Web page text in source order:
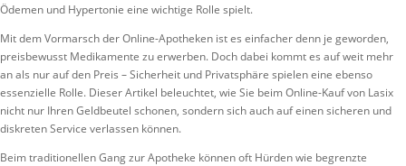
Ödemen und Hypertonie eine wichtige Rolle spielt.
Mit dem Vormarsch der Online-Apotheken ist es einfacher denn je geworden,
preisbewusst Medikamente zu erwerben. Doch dabei kommt es auf weit mehr
an als nur auf den Preis – Sicherheit und Privatsphäre spielen eine ebenso
essenzielle Rolle. Dieser Artikel beleuchtet, wie Sie beim Online-Kauf von Lasix
nicht nur Ihren Geldbeutel schonen, sondern sich auch auf einen sicheren und
diskreten Service verlassen können.
Beim traditionellen Gang zur Apotheke können oft Hürden wie begrenzte